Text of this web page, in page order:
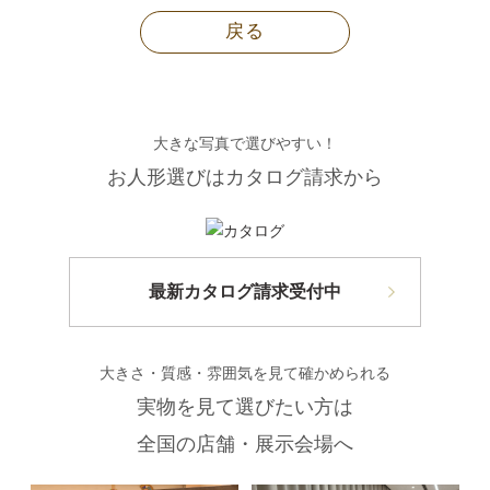
戻る
大きな写真で選びやすい！
お人形選びはカタログ請求から
最新カタログ請求受付中
大きさ・質感・雰囲気を見て確かめられる
実物を見て選びたい方は
全国の店舗・展示会場へ